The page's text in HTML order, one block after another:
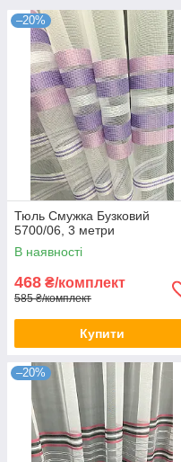
–20%
Тюль Смужка Бузковий
5700/06, 3 метри
В наявності
468 ₴/комплект
585 ₴/комплект
Купити
–20%